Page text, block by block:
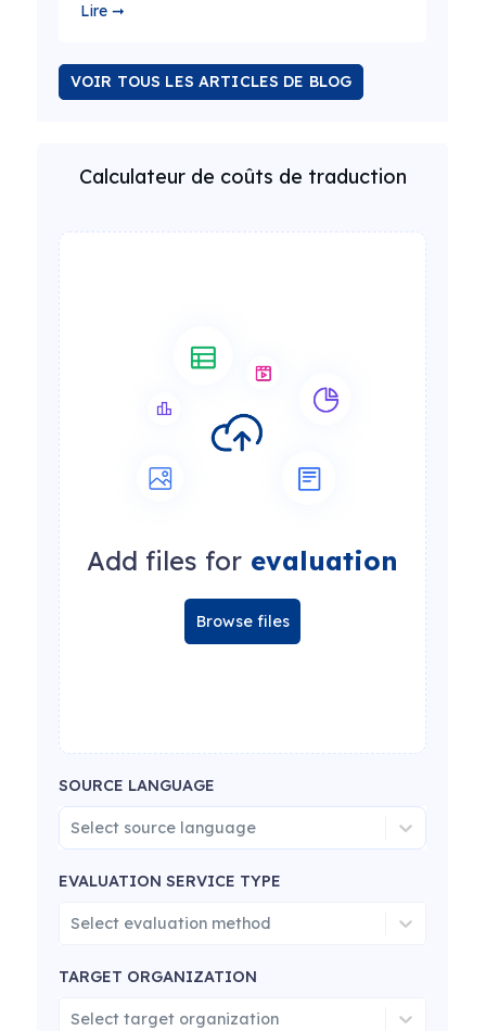
Lire ➞
VOIR TOUS LES ARTICLES DE BLOG
Calculateur de coûts de traduction
Add files for evaluation
Browse files
SOURCE LANGUAGE
Select source language
EVALUATION SERVICE TYPE
Select evaluation method
TARGET ORGANIZATION
Select target organization